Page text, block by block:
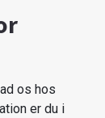
os hos
er du i